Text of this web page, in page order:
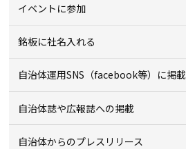
イベントに参加
銘板に社名入れる
自治体運用SNS（facebook等）に掲載
自治体誌や広報誌への掲載
自治体からのプレスリリース